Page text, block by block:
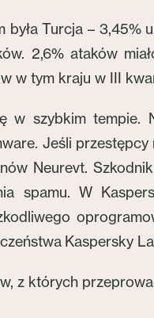
Turcja –
2,6% ataków
w tym kraju w III
szybkim tempie.
Jeśli
Neurevt.
spamu. W
Kaspersky
z których